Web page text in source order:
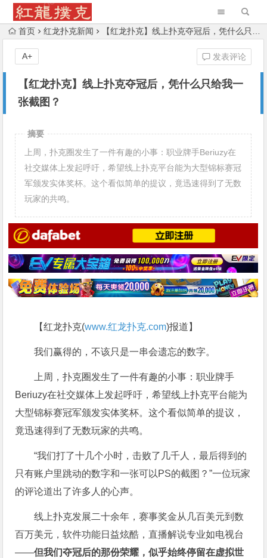
首页 红龙扑克新闻 【红龙扑克】线上扑克夺冠后，凭什么只给我一张截图？
【红龙扑克】线上扑克夺冠后，凭什么只给我一
张截图？
发表评论
A+
摘要
上周，扑克圈发生了一件有趣的小事：职业牌手Beriuzy在
社交媒体上发起呼吁，希望线上扑克平台能为大型锦标赛冠
军颁发实体奖杯。这个看似简单的提议，竟迅速得到了无数
玩家的共鸣。
【红龙扑克(www.红龙扑克.com)报道】
我们赢得的，不该只是一串会遗忘的数字。
上周，扑克圈发生了一件有趣的小事：职业牌手
Beriuzy在社交媒体上发起呼吁，希望线上扑克平台能为
大型锦标赛冠军颁发实体奖杯。这个看似简单的提议，
竟迅速得到了无数玩家的共鸣。
“我们打了十几个小时，击败了几千人，最后得到的
只有账户里跳动的数字和一张可以PS的截图？”一位玩家
的评论道出了许多人的心声。
线上扑克发展二十余年，赛事奖金从几百美元到数
百万美元，软件功能日益炫酷，直播解说专业如电视台
——但我们夺冠后的那份荣耀，似乎始终停留在虚拟世